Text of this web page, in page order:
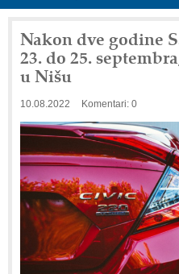
Nakon dve godine
23. do 25.
u Nišu
10.08.2022 Komentari: 0